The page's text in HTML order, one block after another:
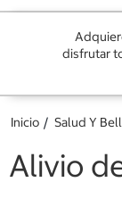
disfrutar
Inicio Salud Y
Alivio